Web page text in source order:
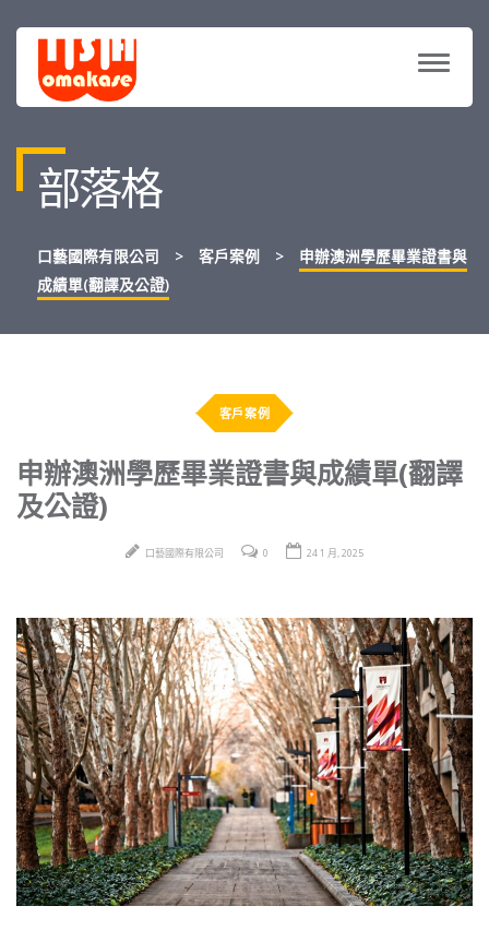
部落格
口藝國際有限公司 > 客戶案例 >
申辦澳洲學歷畢業證書與
成績單(翻譯及公證)
客戶案例
申辦澳洲學歷畢業證書與成績單(翻譯
及公證)
口藝國際有限公司 0 24 1 月, 2025